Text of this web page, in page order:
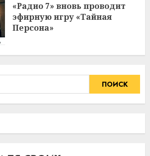
«Радио 7» вновь проводит
эфирную игру «Тайная
Персона»